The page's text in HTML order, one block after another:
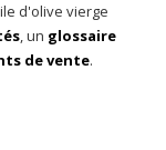
d'olive vierge
, un glossaire
de vente.